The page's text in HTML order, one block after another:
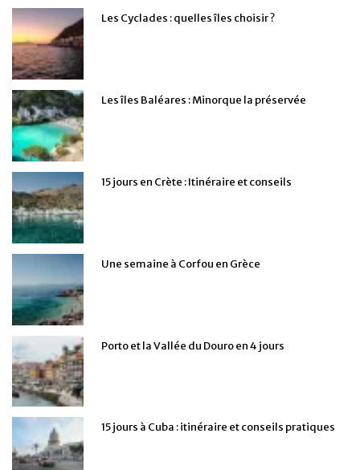
Les Cyclades : quelles îles choisir ?
Les îles Baléares : Minorque la préservée
15 jours en Crète : Itinéraire et conseils
Une semaine à Corfou en Grèce
Porto et la Vallée du Douro en 4 jours
15 jours à Cuba : itinéraire et conseils pratiques